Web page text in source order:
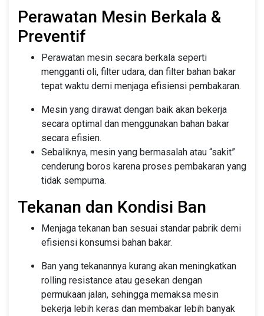
Perawatan Mesin Berkala &
Preventif
Perawatan mesin secara berkala seperti
mengganti oli, filter udara, dan filter bahan bakar
tepat waktu demi menjaga efisiensi pembakaran.
Mesin yang dirawat dengan baik akan bekerja
secara optimal dan menggunakan bahan bakar
secara efisien.
Sebaliknya, mesin yang bermasalah atau “sakit”
cenderung boros karena proses pembakaran yang
tidak sempurna.
Tekanan dan Kondisi Ban
Menjaga tekanan ban sesuai standar pabrik demi
efisiensi konsumsi bahan bakar.
Ban yang tekanannya kurang akan meningkatkan
rolling resistance atau gesekan dengan
permukaan jalan, sehingga memaksa mesin
bekerja lebih keras dan membakar lebih banyak